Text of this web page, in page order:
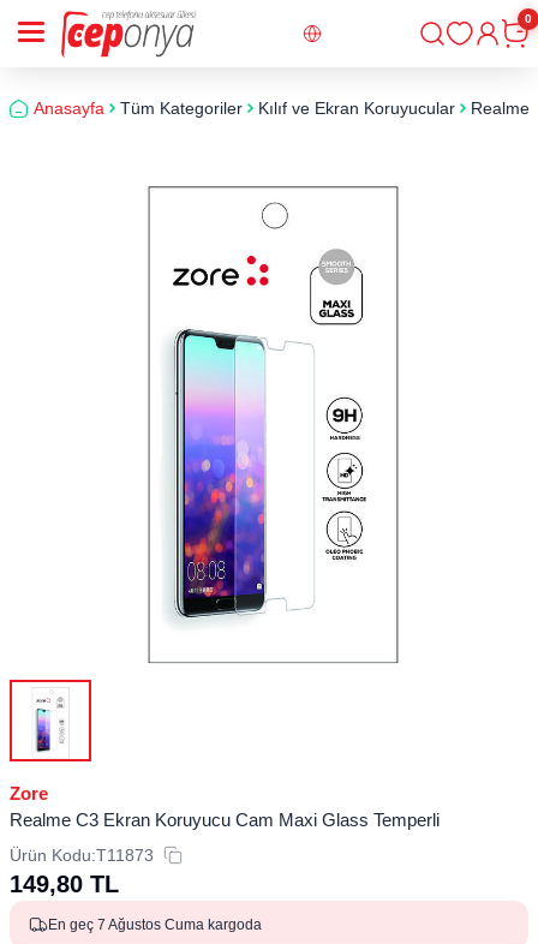
Giriş
0
Anasayfa Tüm Kategoriler Kılıf ve Ekran Koruyucular Realme
Zore
Realme C3 Ekran Koruyucu Cam Maxi Glass Temperli
Ürün Kodu:T11873
149,80 TL
En geç 7 Ağustos Cuma kargoda